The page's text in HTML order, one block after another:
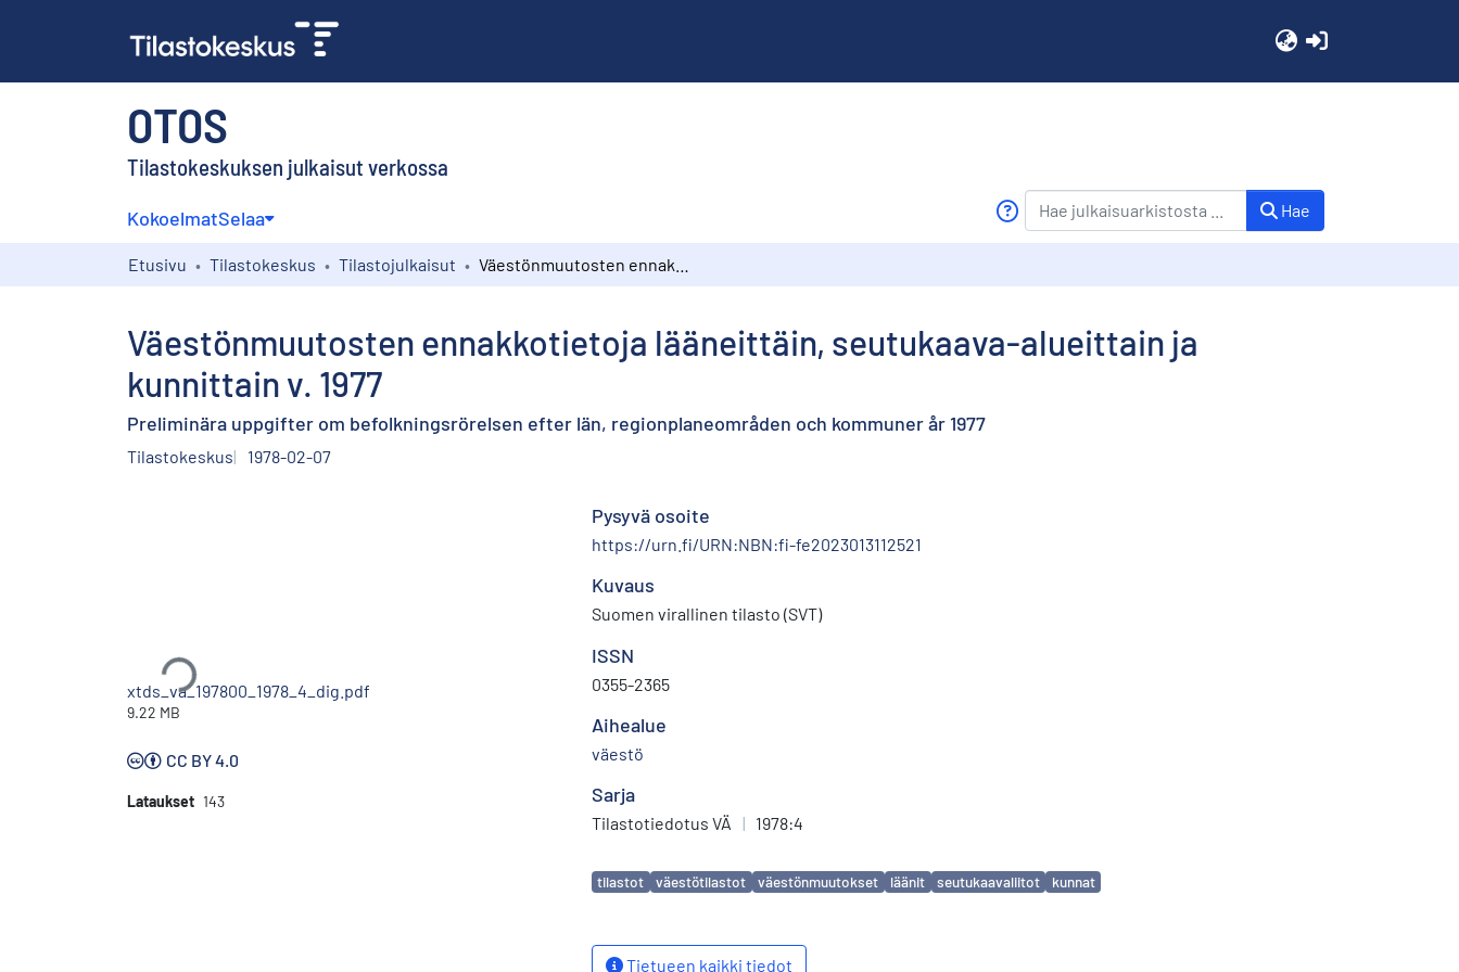
OTOS
Tilastokeskuksen julkaisut verkossa
KokoelmatSelaa Hae
Etusivu Tilastokeskus Tilastojulkaisut
Väestönmuutosten ennakkotietoja lääneittäin, seutukaava-alueittain ja
kunnittain v. 1977
Preliminära uppgifter om befolkningsrörelsen efter län, regionplaneområden och kommuner år 1977
Tilastokeskus 1978-02-07
Ladataan...
xtds_va_197800_1978_4_dig.pdf
9.22 MB
CC BY 4.0
Lataukset 143
Pysyvä osoite
https://urn.fi/URN:NBN:fi-fe2023013112521
Kuvaus
Suomen virallinen tilasto (SVT)
ISSN
0355-2365
Aihealue
väestö
Sarja
Tilastotiedotus VÄ | 1978:4
Avainsanat
tilastot väestötilastot väestönmuutokset läänit seutukaavaliitot kunnat
Tietueen kaikki tiedot